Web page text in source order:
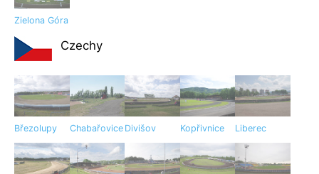
Zielona Góra
Czechy
Březolupy Chabařovice Divišov Kopřivnice Liberec